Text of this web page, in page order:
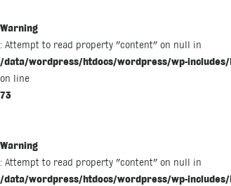
Warning
: Attempt to read property "content" on null in
/data/wordpress/htdocs/wordpress/wp-
on line
73
Warning
: Attempt to read property "content" on null in
/data/wordpress/htdocs/wordpress/wp-